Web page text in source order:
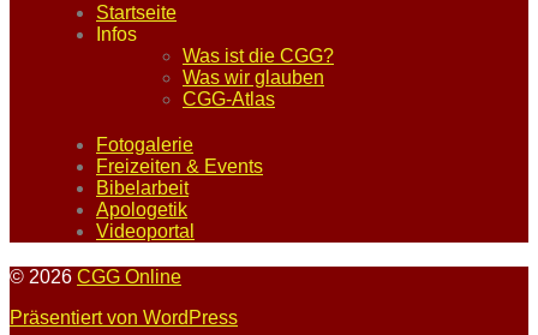
Startseite
Infos
Was ist die CGG?
Was wir glauben
CGG-Atlas
Fotogalerie
Freizeiten & Events
Bibelarbeit
Apologetik
Videoportal
© 2026 CGG Online
Präsentiert von WordPress